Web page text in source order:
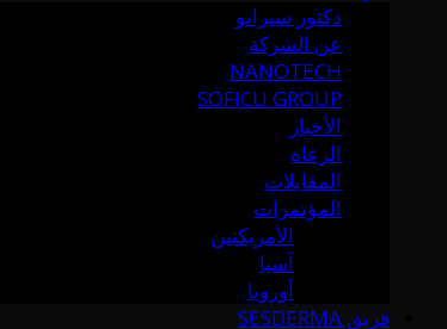
دكتور سيرانو
عن الشركة
NANOTECH
SOFICU GROUP
الأخبار
الرعاة
المقابلات
المؤتمرات
الأمريكتين
آسيا
أوروبا
فريق SESDERMA